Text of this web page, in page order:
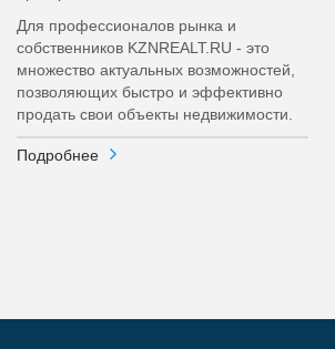
Для профессионалов рынка и
собственников KZNREALT.RU - это
множество актуальных возможностей,
позволяющих быстро и эффективно
продать свои объекты недвижимости.
Подробнее